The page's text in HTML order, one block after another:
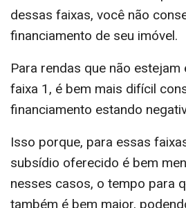
dessas faixas, você não
financiamento de seu imóvel.
Para rendas que não estejam
faixa 1, é bem mais difícil
financiamento estando
Isso porque, para essas
subsídio oferecido é bem
nesses casos, o tempo para
também é bem maior,